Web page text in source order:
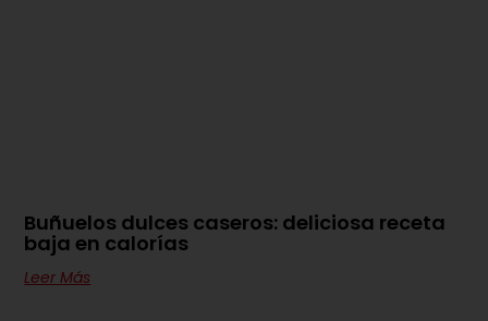
Buñuelos dulces caseros: deliciosa receta
baja en calorías
Leer Más